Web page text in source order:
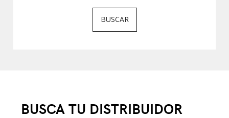
BUSCAR
BUSCA TU DISTRIBUIDOR